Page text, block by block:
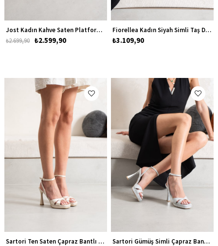
Jost Kadın Kahve Saten Platform Abiye Topuklu Ayakkabı
₺2.599,90
₺2.699,90
Fiorellea Kadın Siyah Simli Taş Detaylı Platform Topuklu Abiye Ayakkabı
₺3.109,90
Sartori Ten Saten Çapraz Bantlı Kadın Platform Topuklu Ayakkabı Sartori Gümüş Simli Çapraz Bantlı Kadın Platform Topuklu Ayakkabı